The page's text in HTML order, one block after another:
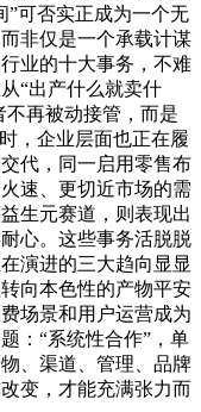
”可否实正成为一个无
非仅是一个承载计谋
业的十大事务，不难
“出产什么就卖什
不再被动接管，而是
，企业层面也正在履
代，同一启用零售布
速、更切近市场的需
生元赛道，则表现出
心。这些事务活脱脱
演进的三大趋向显显
向本色性的产物平安
场景和用户运营成为
：“系统性合作”，单
、渠道、管理、品牌
变，才能充满张力而